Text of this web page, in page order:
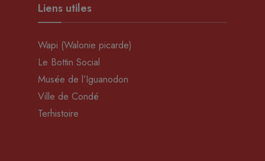
Liens utiles
Wapi (Walonie picarde)
Le Bottin Social
Musée de l’Iguanodon
Ville de Condé
Terhistoire